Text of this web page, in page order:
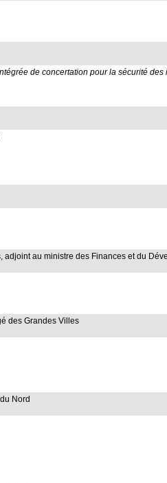
de concertation pour la sécurité
au ministre des Finances et du
des Grandes Villes
Nord